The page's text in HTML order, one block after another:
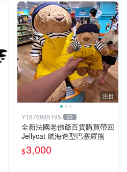
注目
Y1676985195 23
全新法國老佛爺百貨購買帶回
Jellycat 航海造型巴塞羅熊
$3,000